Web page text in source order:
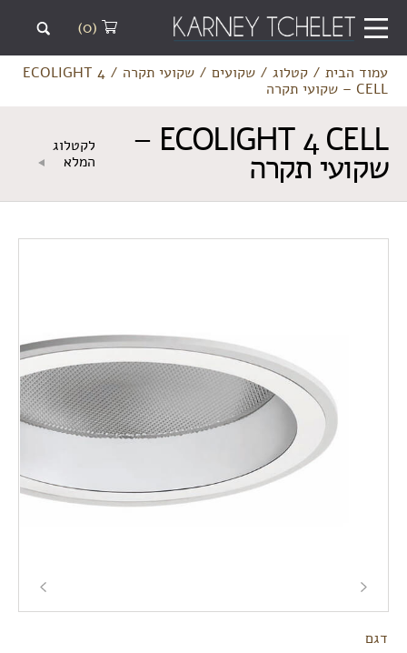
(0)
עמוד הבית/ קטלוג/ שקועים/ שקועי תקרה /
ECOLIGHT 4
CELL – שקועי תקרה
ECOLIGHT 4 CELL –
שקועי תקרה
לקטלוג
המלא
דגם